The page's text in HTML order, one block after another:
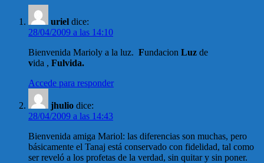
uriel dice:
28/04/2009 a las 14:10
Bienvenida Marioly a la luz. Fundacion Luz de
vida , Fulvida.
Accede para responder
jhulio dice:
28/04/2009 a las 14:43
Bienvenida amiga Mariol: las diferencias son muchas, pero
básicamente el Tanaj está conservado con fidelidad, tal como
ser reveló a los profetas de la verdad, sin quitar y sin poner.